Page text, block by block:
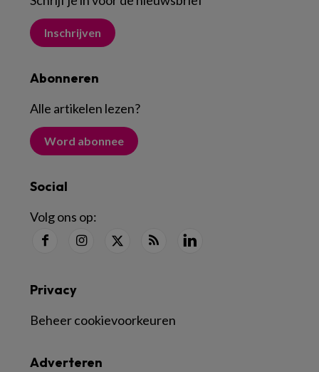
Inschrijven
Abonneren
Alle artikelen lezen?
Word abonnee
Social
Volg ons op:
Adverteren
Privacy
Beheer cookievoorkeuren